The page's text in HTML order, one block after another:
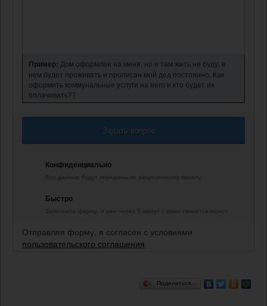
Пример: Дом оформлен на меня, но я там жить не буду, в
нем будет проживать и прописан мой дед постоянно. Как
оформить коммунальные услуги на него и кто будет их
оплачивать??
Задать вопрос
Конфиденциально
Все данные будут переданы по защищенному каналу.
Быстро
Заполните форму, и уже через 5 минут с вами свяжется юрист.
Отправляя форму, я согласен с условиями
пользовательского соглашения
Поделиться…